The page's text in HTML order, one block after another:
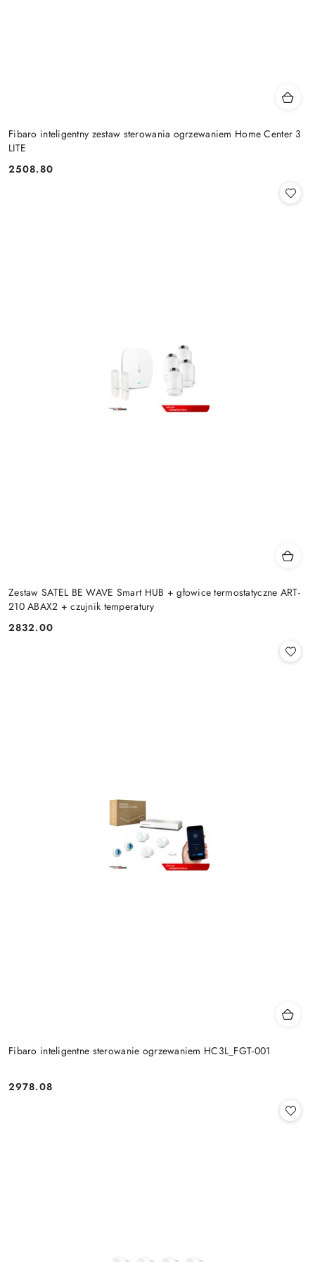
Fibaro inteligentny zestaw sterowania ogrzewaniem Home Center 3
LITE
Cena:
2508.80
Zestaw SATEL BE WAVE Smart HUB + głowice termostatyczne ART-
210 ABAX2 + czujnik temperatury
Cena:
2832.00
Fibaro inteligentne sterowanie ogrzewaniem HC3L_FGT-001
Cena:
2978.08